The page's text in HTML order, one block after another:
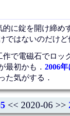
的に錠を開け締め
ではないのだけど
作で電磁石でロッ
最初かも． 2006
た気がする．
<< 2020-06 >>